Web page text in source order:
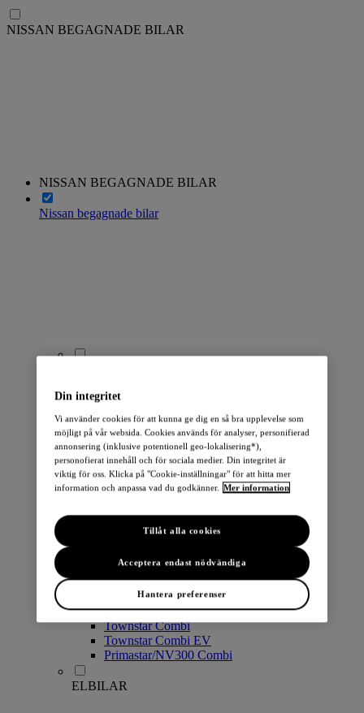
NISSAN BEGAGNADE BILAR
NISSAN BEGAGNADE BILAR
Nissan begagnade bilar
Qashqai
LEAF
ARIYA
X-Trail
Townstar Combi
Townstar Combi EV
Primastar/NV300 Combi
ELBILAR
Din integritet
Vi använder cookies för att kunna ge dig en så bra upplevelse som
möjligt på vår websida. Cookies används för analyser, personifierad
annonsering (inklusive potentionell geo-lokalisering*),
personofierat innehåll och för sociala medier. Din integritet är
viktig för oss. Klicka på "Cookie-inställningar" för att hitta mer
information och anpassa vad du godkänner. Mer information
Hantera preferenser
Acceptera endast nödvändiga
Tillåt alla cookies